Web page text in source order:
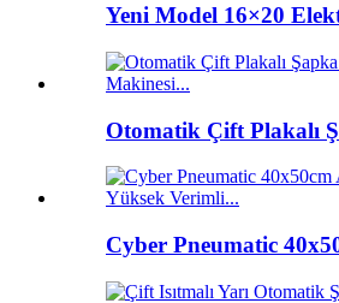
Yeni Model 16×20
Otomatik Çift Plakalı
Cyber ​​Pneumatic